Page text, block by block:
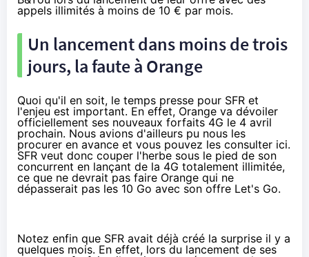
appels illimités à moins de 10 € par mois.
Un lancement dans moins de trois
jours, la faute à Orange
Quoi qu'il en soit, le temps presse pour SFR et
l'enjeu est important. En effet, Orange va dévoiler
officiellement ses nouveaux forfaits 4G le 4 avril
prochain. Nous avions d'ailleurs pu nous les
procurer en avance et vous pouvez les consulter ici.
SFR veut donc couper l'herbe sous le pied de son
concurrent en lançant de la 4G totalement illimitée,
ce que ne devrait pas faire Orange qui ne
dépasserait pas les 10 Go avec son offre Let's Go.
Notez enfin que SFR avait déjà créé la surprise il y a
quelques mois. En effet, lors du lancement de ses